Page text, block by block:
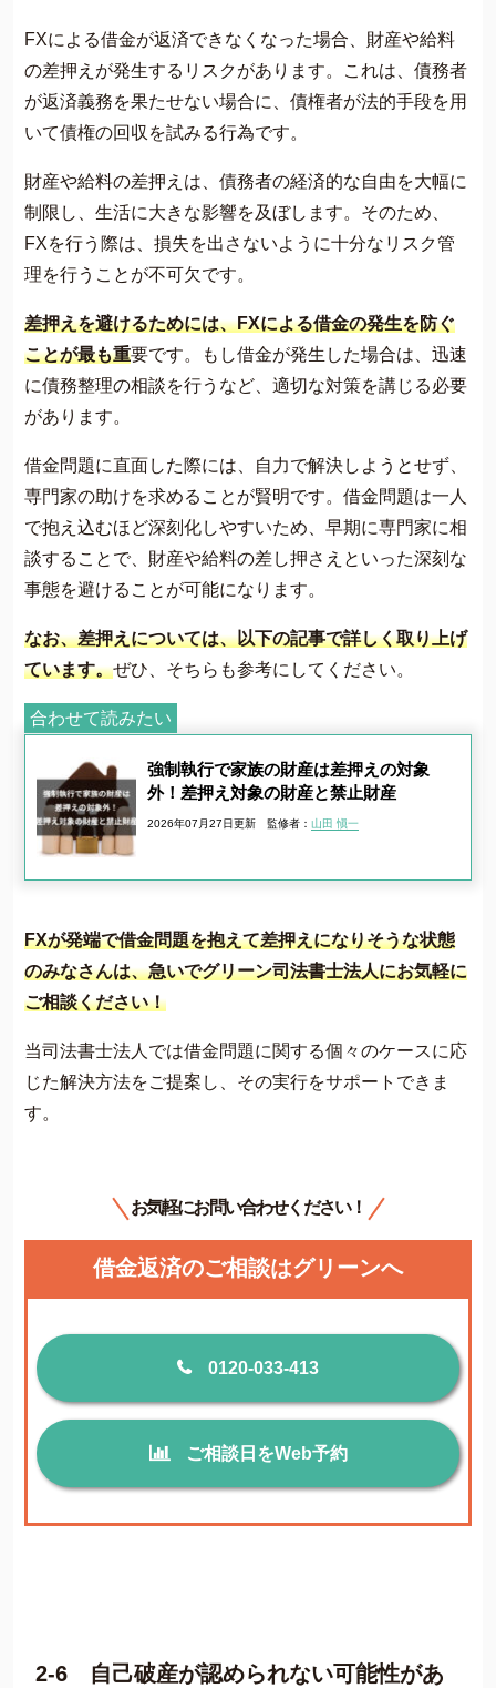
FXによる借金が返済できなくなった場合、財産や給料
の差押えが発生するリスクがあります。これは、債務者
が返済義務を果たせない場合に、債権者が法的手段を用
いて債権の回収を試みる行為です。
財産や給料の差押えは、債務者の経済的な自由を大幅に
制限し、生活に大きな影響を及ぼします。そのため、
FXを行う際は、損失を出さないように十分なリスク管
理を行うことが不可欠です。
差押えを避けるためには、FXによる借金の発生を防ぐ
ことが最も重要です。もし借金が発生した場合は、迅速
に債務整理の相談を行うなど、適切な対策を講じる必要
があります。
​借金問題に直面した際には、自力で解決しようとせず、
専門家の助けを求めることが賢明です。借金問題は一人
で抱え込むほど深刻化しやすいため、早期に専門家に相
談することで、財産や給料の差し押さえといった深刻な
事態を避けることが可能になります。
なお、差押えについては、以下の記事で詳しく取り上げ
ています。ぜひ、そちらも参考にしてください。
合わせて読みたい
強制執行で家族の財産は差押えの対象
外！差押え対象の財産と禁止財産
2026年07月27日更新 監修者： 山田 愼一
FXが発端で借金問題を抱えて差押えになりそうな状態
のみなさんは、急いでグリーン司法書士法人にお気軽に
ご相談ください！
当司法書士法人では借金問題に関する個々のケースに応
じた解決方法をご提案し、その実行をサポートできま
す。
お気軽にお問い合わせください！
借金返済のご相談はグリーンへ
0120-033-413
ご相談日をWeb予約
2-6 自己破産が認められない可能性があ